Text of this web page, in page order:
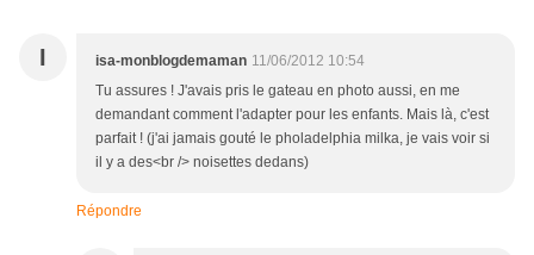
I isa-monblogdemaman 11/06/2012 10:54
Tu assures ! J'avais pris le gateau en photo aussi, en me
demandant comment l'adapter pour les enfants. Mais là, c'est
parfait ! (j'ai jamais gouté le pholadelphia milka, je vais voir si
il y a des<br /> noisettes dedans)
Répondre